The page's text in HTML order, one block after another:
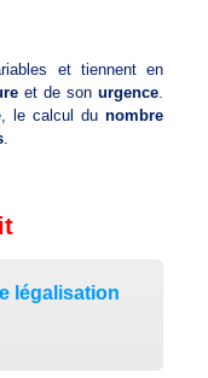
et tiennent en
et de sonurgence.
le calcul dunombre
.
légalisation